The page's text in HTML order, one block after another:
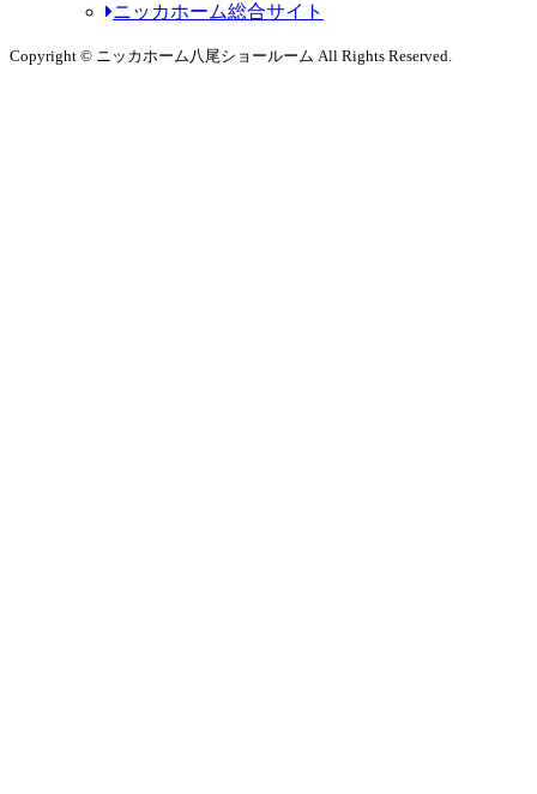
ニッカホーム総合サイト
Copyright © ニッカホーム八尾ショールーム All Rights Reserved.